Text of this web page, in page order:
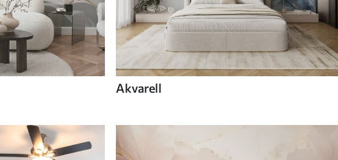
Akvarell